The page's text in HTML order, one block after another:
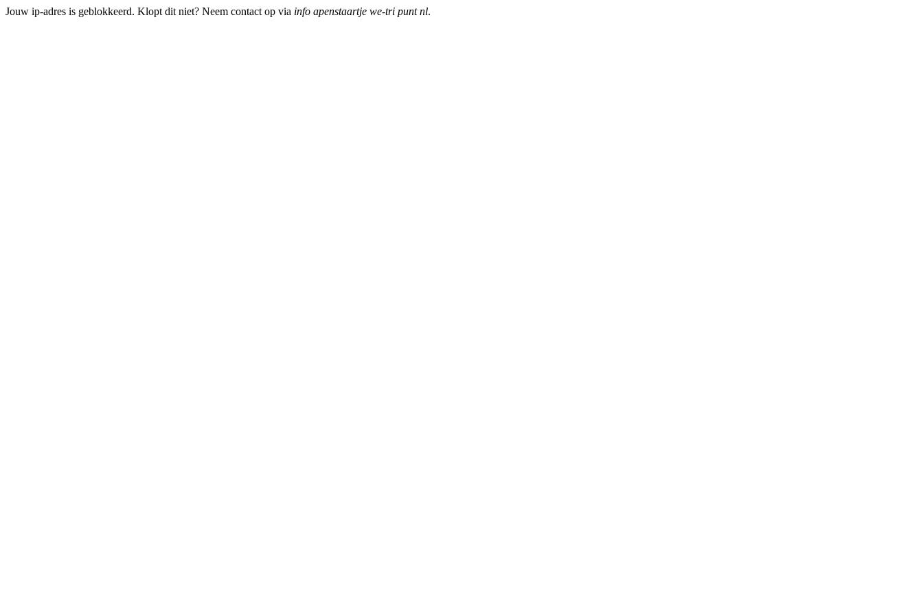
Jouw ip-adres is geblokkeerd. Klopt dit niet? Neem contact op via info apenstaartje we-tri punt nl.